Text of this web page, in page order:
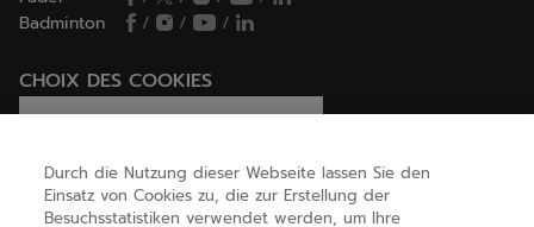
Badminton
/ / /
CHOIX DES COOKIES
Durch die Nutzung dieser Webseite lassen Sie den
Einsatz von Cookies zu, die zur Erstellung der
Besuchsstatistiken verwendet werden, um Ihre